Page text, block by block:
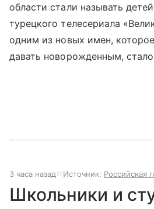
области стали называть
турецкого телесериала
одним из новых имен,
давать новорожденным,
3 часа назад Источник: Российская
Школьники и